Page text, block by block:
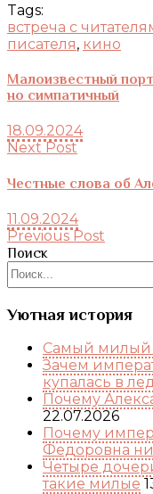
Tags:
встреча с
писателя, кино
Малоизвестный
но симпатичный
18.09.2024
Next Post
Честные слова об
11.09.2024
Previous Post
Поиск
Уютная история
Самый милый
Зачем
купалась в
Почему
22.07.2026
Почему
Федоровна
Четыре
такие милые